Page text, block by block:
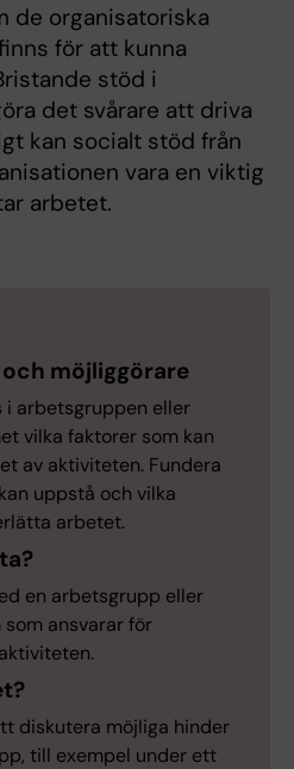
de organisatoriska
för att kunna
stöd i
det svårare att driva
kan socialt stöd från
vara en viktig
arbetet.
möjliggörare
i arbetsgruppen eller
vilka faktorer som kan
av aktiviteten. Fundera
uppstå och vilka
arbetet.
en arbetsgrupp eller
ansvarar för
diskutera möjliga hinder
till exempel under ett